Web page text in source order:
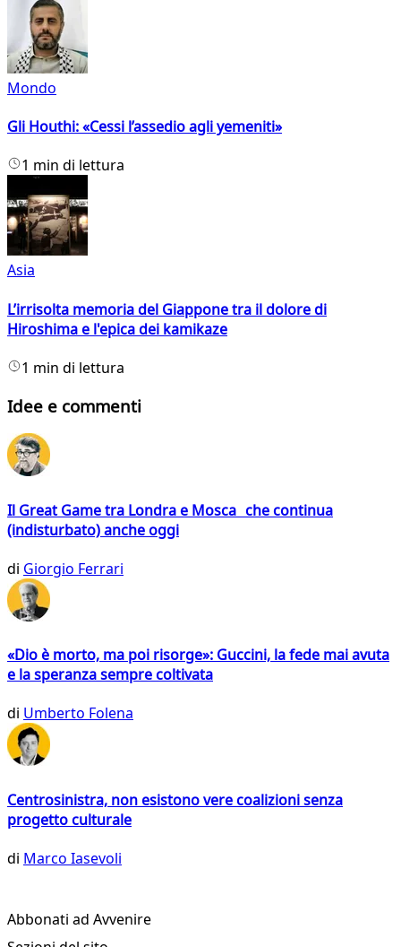
Mondo
Gli Houthi: «Cessi l’assedio agli yemeniti»
1 min di lettura
Asia
L’irrisolta memoria del Giappone tra il dolore di
Hiroshima e l'epica dei kamikaze
1 min di lettura
Idee e commenti
Il Great Game tra Londra e Mosca che continua
(indisturbato) anche oggi
di Giorgio Ferrari
«Dio è morto, ma poi risorge»: Guccini, la fede mai avuta
e la speranza sempre coltivata
di Umberto Folena
Centrosinistra, non esistono vere coalizioni senza
progetto culturale
di Marco Iasevoli
Abbonati ad Avvenire